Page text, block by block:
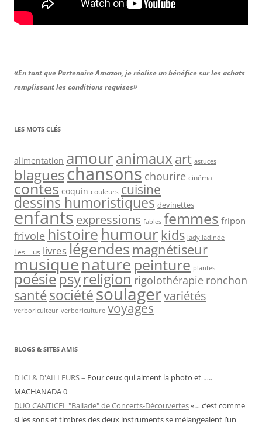
«En tant que Partenaire Amazon, je réalise un bénéfice sur les achats
remplissant les conditions requises»
LES MOTS CLÉS
alimentation amouranimaux art astuces
blagueschansons chourire cinéma
contes coquin couleurs cuisine
dessins humoristiques devinettes
enfantsexpressions fables femmes fripon
frivole histoire humour kids lady ladinde
Les+ lus livreslégendes magnétiseur
musiquenature peinture plantes
poésiepsyreligion rigolothérapie ronchon
santésociétésoulagervariétés
verboriculteur verboriculture voyages
BLOGS & SITES AMIS
D'ICI & D'AILLEURS – Pour ceux qui aiment la photo et …..
MACHANADA 0
DUO CANTICEL "Ballade" de Concerts-Découvertes«… c’est comme
si les sons et timbres des deux instruments se mélangeaient l’un